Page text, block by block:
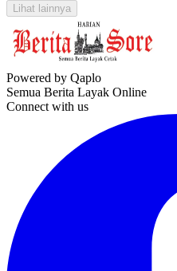
Lihat lainnya
Powered by Qaplo
Semua Berita Layak Online
Connect with us